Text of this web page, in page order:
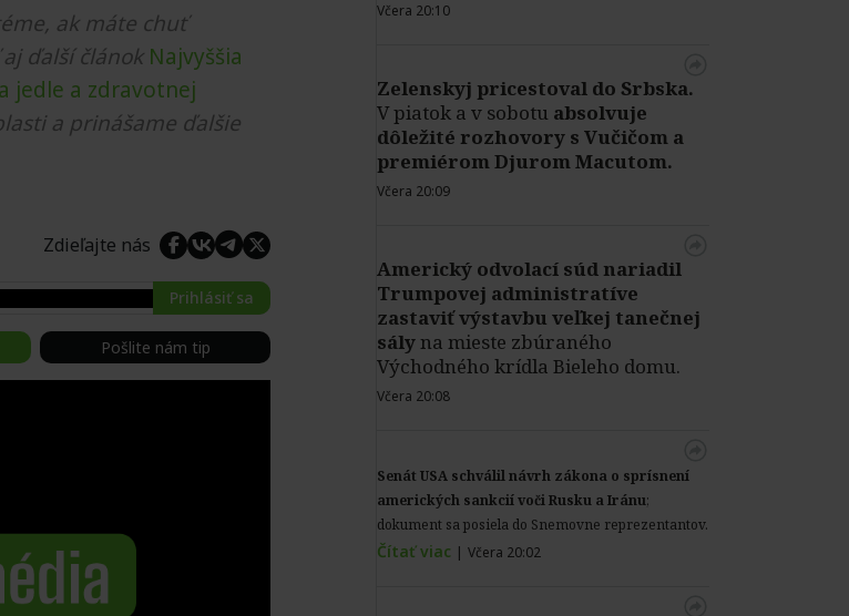
ak máte chuť
ďalší článok Najvyššia
jedle a zdravotnej
a prinášame ďalšie
Zdieľajte nás
Prihlásiť sa
Pošlite nám tip
Včera 20:10
Zelenskyj pricestoval do Srbska.
V piatok a v sobotu absolvuje
dôležité rozhovory s Vučičom a
premiérom Djurom Macutom.
Včera 20:09
Americký odvolací súd nariadil
Trumpovej administratíve
zastaviť výstavbu veľkej tanečnej
sályna mieste zbúraného
Východného krídla Bieleho domu.
Včera 20:08
Senát USA schválil návrh zákona o sprísnení
amerických sankcií voči Rusku a Iránu;
dokument sa posiela do Snemovne reprezentantov.
Čítať viac | Včera 20:02